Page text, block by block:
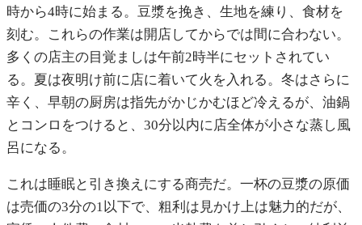
時から4時に始まる。豆漿を挽き、生地を練り、食材を
刻む。これらの作業は開店してからでは間に合わない。
多くの店主の目覚ましは午前2時半にセットされてい
る。夏は夜明け前に店に着いて火を入れる。冬はさらに
辛く、早朝の厨房は指先がかじかむほど冷えるが、油鍋
とコンロをつけると、30分以内に店全体が小さな蒸し風
呂になる。
これは睡眠と引き換えにする商売だ。一杯の豆漿の原価
は売価の3分の1以下で、粗利は見かけ上は魅力的だが、